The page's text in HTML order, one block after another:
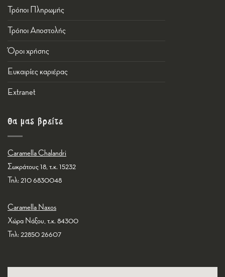
Τρόποι Πληρωμής
Τρόποι Αποστολής
Όροι χρήσης
Ευκαιρίες καριέρας
Εxtranet
Θα μας βρείτε
Caramella Chalandri
Σωκράτους 18, τ.κ. 15232
Τηλ: 210 6830048
Caramella Naxos
Χώρα Νάξου, τ.κ. 84300
Τηλ: 22850 26607